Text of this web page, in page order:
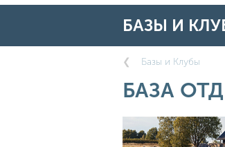
БАЗЫ И
Базы и Клубы
БАЗА